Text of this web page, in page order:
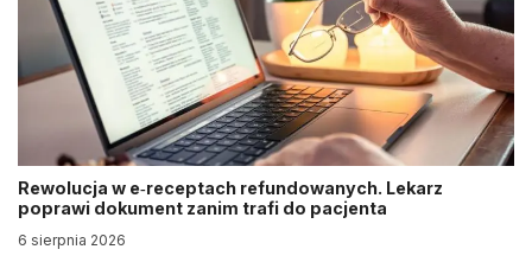
Rewolucja w e‑receptach refundowanych. Lekarz
poprawi dokument zanim trafi do pacjenta
6 sierpnia 2026